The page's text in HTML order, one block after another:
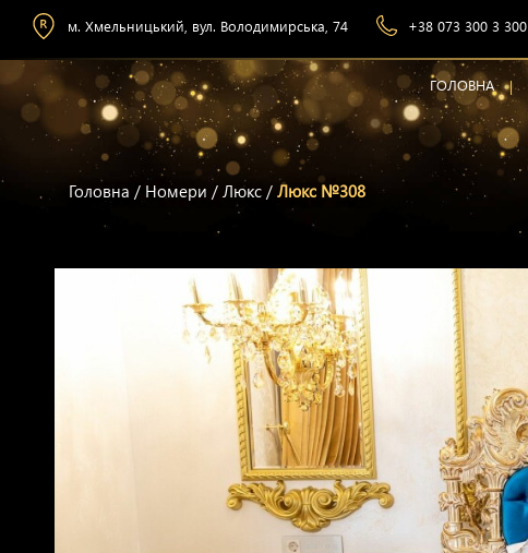
м. Хмельницький, вул. Володимирська, 74 +38 073 300 3 300
ГОЛОВНА
Головна / Номери / Люкс / Люкс №308